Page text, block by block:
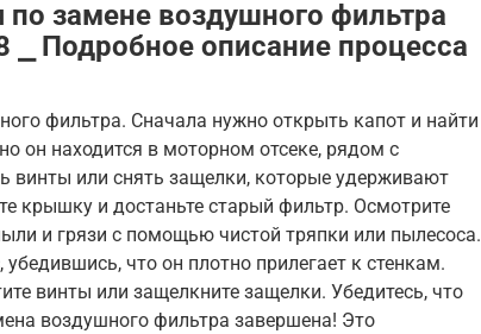
замене воздушного фильтра
⎯ Подробное описание процесса
фильтра. Сначала нужно открыть капот и найти
он находится в моторном отсеке, рядом с
винты или снять защелки, которые удерживают
крышку и достаньте старый фильтр. Осмотрите
и грязи с помощью чистой тряпки или пылесоса.
что он плотно прилегает к стенкам.
винты или защелкните защелки. Убедитесь, что
воздушного фильтра завершена! Это